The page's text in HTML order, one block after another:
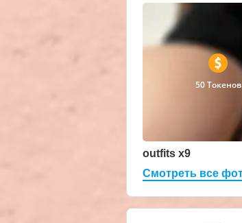
50 Токенов
outfits x9
Смотреть все